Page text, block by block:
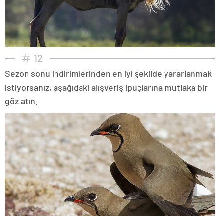
12
Sezon sonu indirimlerinden en iyi şekilde yararlanmak
istiyorsanız, aşağıdaki alışveriş ipuçlarına mutlaka bir
göz atın.